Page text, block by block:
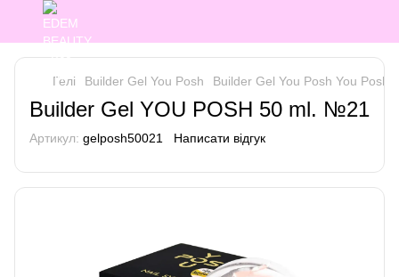
Гелі Builder Gel You Posh Builder Gel You Posh You Posh
Builder Gel YOU POSH 50 ml. №21
Артикул: gelposh50021 Написати відгук